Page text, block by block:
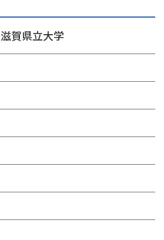
滋賀県立大学